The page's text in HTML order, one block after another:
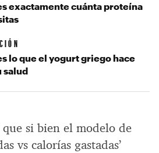
si bien el modelo de
vs calorías gastadas’
exactamente cuánta proteína
lo que el yogurt griego hace
salud